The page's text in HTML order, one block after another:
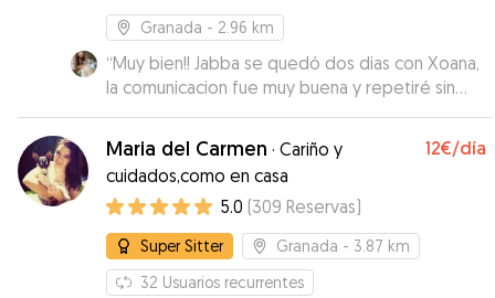
Granada - 2.96 km
“Muy bien!! Jabba se quedó dos dias con Xoana,
la comunicacion fue muy buena y repetiré sin
duda!!”
Maria del Carmen · Cariño y
cuidados,como en casa
12€/día
5.0 (309 Reservas)
Super Sitter Granada - 3.87 km
32 Usuarios recurrentes